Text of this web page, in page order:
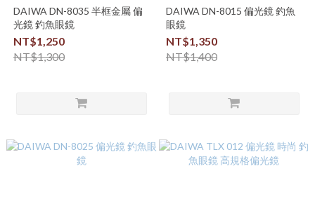
DAIWA DN-8035 半框金屬 偏
光鏡 釣魚眼鏡
NT$1,250
NT$1,300
DAIWA DN-8015 偏光鏡 釣魚
眼鏡
NT$1,350
NT$1,400